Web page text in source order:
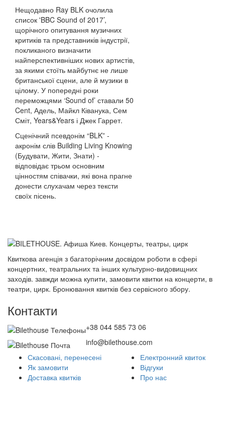
Нещодавно Ray BLK очолила
список 'BBC Sound of 2017’,
щорічного опитування музичних
критиків та представників індустрії,
покликаного визначити
найперспективніших нових артистів,
за якими стоїть майбутнє не лише
британської сцени, але й музики в
цілому. У попередні роки
переможцями ‘Sound of’ ставали 50
Cent, Адель, Майкл Ківанука, Сем
Сміт, Years&Years і Джек Гаррет.
Сценічний псевдонім “BLK” -
акронім слів Building Living Knowing
(Будувати, Жити, Знати) -
відповідає трьом основним
цінностям співачки, які вона прагне
донести слухачам через тексти
своїх пісень.
Квиткова агенція з багаторічним досвідом роботи в сфері
концертних, театральних та інших культурно-видовищних
заходів. завжди можна купити, замовити квитки на концерти, в
театри, цирк. Бронювання квитків без сервісного збору.
Контакти
+38 044 585 73 06
info@bilethouse.com
Скасовані, перенесені
Як замовити
Доставка квитків
Електронний квиток
Відгуки
Про нас